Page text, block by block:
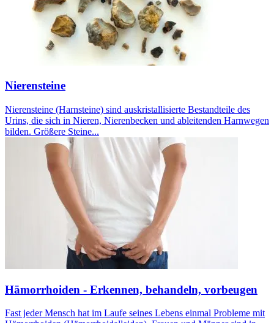
Nierensteine
Nierensteine (Harnsteine) sind auskristallisierte Bestandteile des
Urins, die sich in Nieren, Nierenbecken und ableitenden Harnwegen
bilden. Größere Steine...
Hämorrhoiden - Erkennen, behandeln, vorbeugen
Fast jeder Mensch hat im Laufe seines Lebens einmal Probleme mit